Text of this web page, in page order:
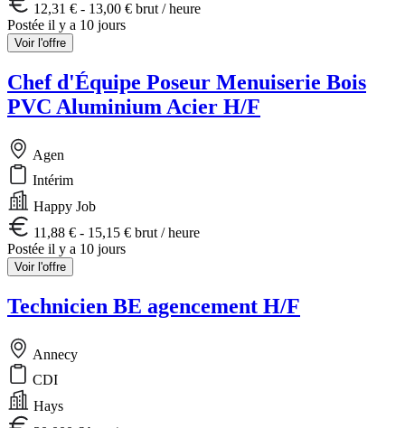
12,31 € - 13,00 € brut / heure
Postée il y a 10 jours
Voir l'offre
Chef d'Équipe Poseur Menuiserie Bois
PVC Aluminium Acier H/F
Agen
Intérim
Happy Job
11,88 € - 15,15 € brut / heure
Postée il y a 10 jours
Voir l'offre
Technicien BE agencement H/F
Annecy
CDI
Hays